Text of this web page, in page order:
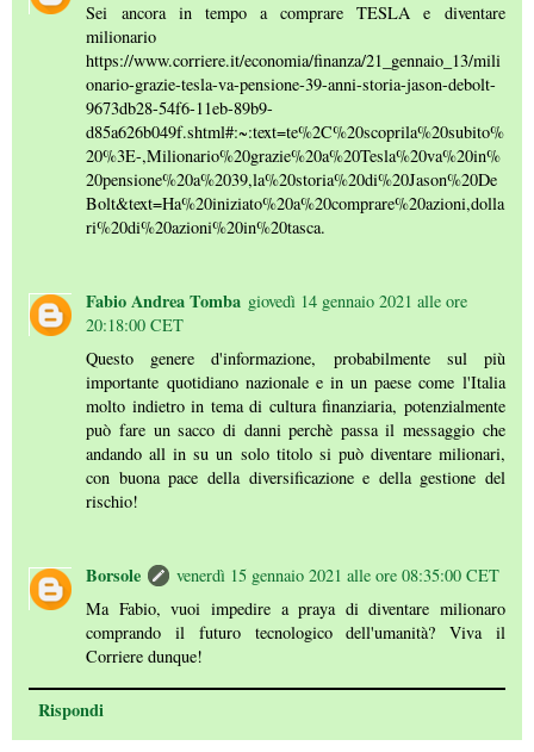
Sei ancora in tempo a comprare TESLA e diventare
milionario
https://www.corriere.it/economia/finanza/21_gennaio_13/mili
onario-grazie-tesla-va-pensione-39-anni-storia-jason-debolt-
9673db28-54f6-11eb-89b9-
d85a626b049f.shtml#:~:text=te%2C%20scoprila%20subito%
20%3E-,Milionario%20grazie%20a%20Tesla%20va%20in%
20pensione%20a%2039,la%20storia%20di%20Jason%20De
Bolt&text=Ha%20iniziato%20a%20comprare%20azioni,dolla
ri%20di%20azioni%20in%20tasca.
Fabio Andrea Tomba giovedì 14 gennaio 2021 alle ore
20:18:00 CET
Questo genere d'informazione, probabilmente sul più
importante quotidiano nazionale e in un paese come l'Italia
molto indietro in tema di cultura finanziaria, potenzialmente
può fare un sacco di danni perchè passa il messaggio che
andando all in su un solo titolo si può diventare milionari,
con buona pace della diversificazione e della gestione del
rischio!
Borsole
venerdì 15 gennaio 2021 alle ore 08:35:00 CET
Ma Fabio, vuoi impedire a praya di diventare milionaro
comprando il futuro tecnologico dell'umanità? Viva il
Corriere dunque!
Rispondi